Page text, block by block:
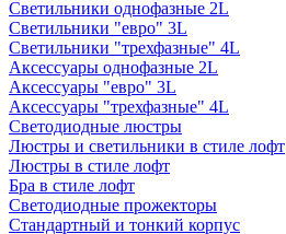
Светильники однофазные 2L
Светильники "евро" 3L
Светильники "трехфазные" 4L
Аксессуары однофазные 2L
Аксессуары "евро" 3L
Аксессуары "трехфазные" 4L
Светодиодные люстры
Люстры и светильники в стиле лофт
Люстры в стиле лофт
Бра в стиле лофт
Светодиодные прожекторы
Стандартный и тонкий корпус